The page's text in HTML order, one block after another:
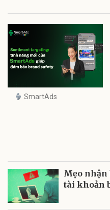
SmartAds
Mẹo nhận
tài khoản